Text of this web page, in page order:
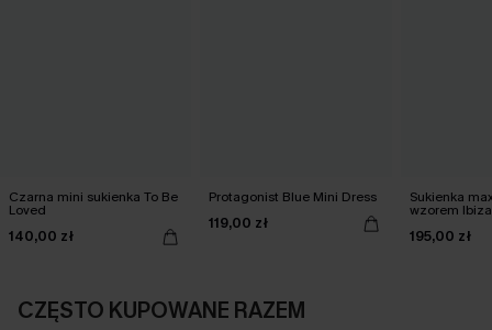
Czarna mini sukienka To Be
Loved
140,00 zł
Protagonist Blue Mini Dress
119,00 zł
Sukienka
wzorem
195,00 zł
CZĘSTO KUPOWANE RAZEM